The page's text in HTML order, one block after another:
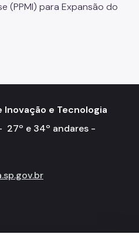
(PPMI) para Expansão do
e Tecnologia
27º e 34º andares -